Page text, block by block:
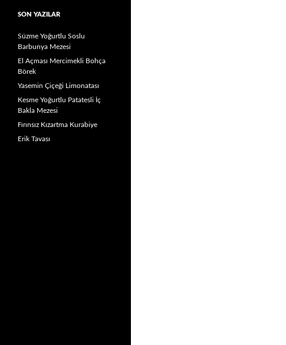
SON YAZILAR
Süzme Yoğurtlu Soslu
Barbunya Mezesi
El Açması Mercimekli Bohça
Börek
Yasemin Çiçeği Limonatası
Kesme Yoğurtlu Patatesli İç
Bakla Mezesi
Fırınsız Kızartma Kurabiye
Erik Tavası